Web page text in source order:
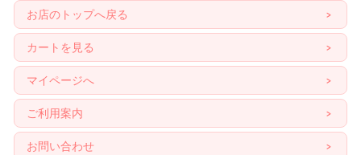
お店のトップへ戻る
カートを見る
マイページへ
ご利用案内
お問い合わせ